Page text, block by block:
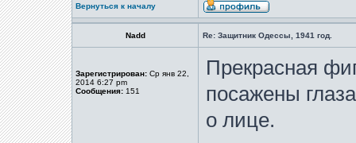
Вернуться к началу
Nadd Re: Защитник Одессы, 1941 год.
Зарегистрирован: Ср янв 22,
2014 6:27 pm
Сообщения: 151
Прекрасная
посажены
о лице.